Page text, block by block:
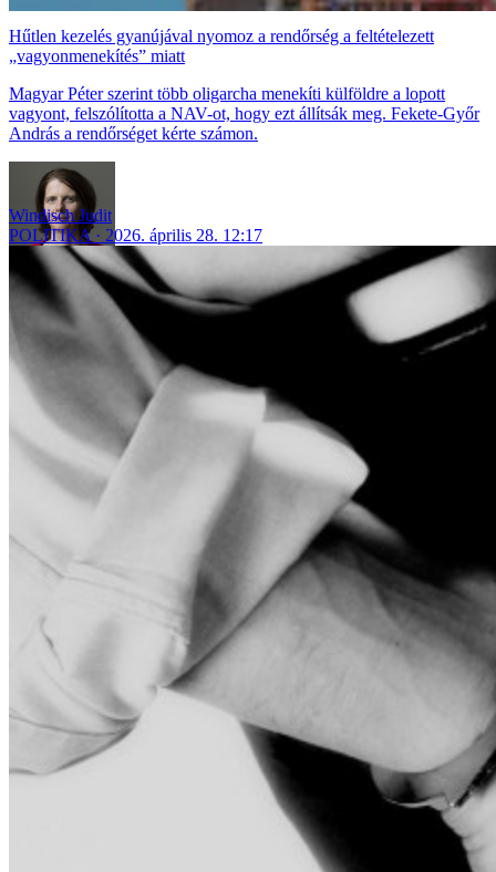
Hűtlen kezelés gyanújával nyomoz a rendőrség a feltételezett
„vagyonmenekítés” miatt
Magyar Péter szerint több oligarcha menekíti külföldre a lopott
vagyont, felszólította a NAV-ot, hogy ezt állítsák meg. Fekete-Győr
András a rendőrséget kérte számon.
Windisch Judit
POLITIKA
2026. április 28. 12:17